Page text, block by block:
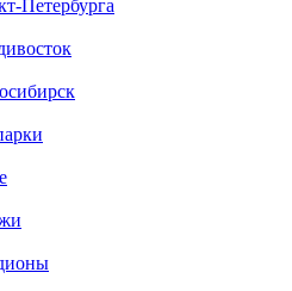
Петербурга